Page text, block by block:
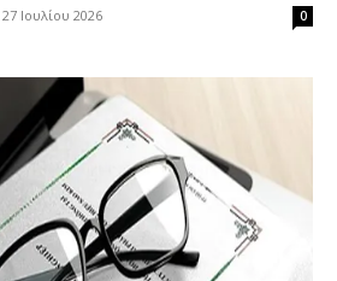
27 Ιουλίου 2026 0